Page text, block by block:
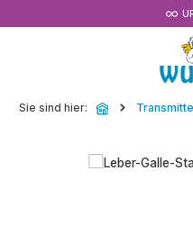
Sie sind hier:
Bildergalerie überspringen